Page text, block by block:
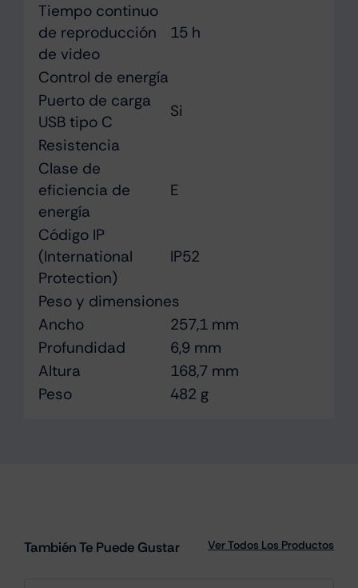
Tiempo continuo
de reproducción
de video
15 h
Control de energía
Puerto de carga
USB tipo C
Si
Resistencia
Clase de
eficiencia de
energía
E
Código IP
(International
Protection)
IP52
Peso y dimensiones
Ancho
257,1 mm
Profundidad
6,9 mm
Altura
168,7 mm
Peso
482 g
También Te Puede Gustar Ver Todos Los Productos